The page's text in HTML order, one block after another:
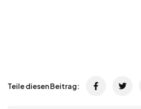
Teile diesen Beitrag: